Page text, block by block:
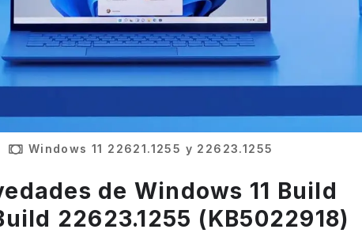
Windows 11 22621.1255 y 22623.1255
de Windows 11 Build
22623.1255 (KB5022918)